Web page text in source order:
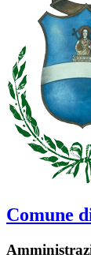
Comune